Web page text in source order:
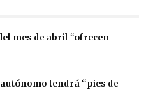
mes de abril “ofrecen
tendrá “pies de